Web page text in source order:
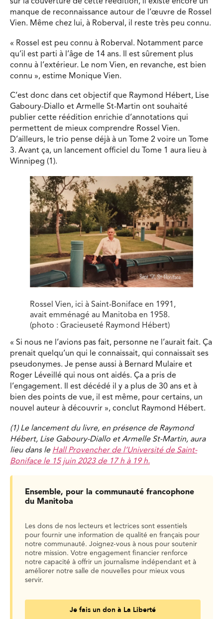
sur la couverture de cette réédition, il existe encore un
manque de reconnaissance autour de l’œuvre de Rossel
Vien. Même chez lui, à Roberval, il reste très peu connu.
« Rossel est peu connu à Roberval. Notamment parce
qu’il est parti à l’âge de 14 ans. Il est sûrement plus
connu à l’extérieur. Le nom Vien, en revanche, est bien
connu », estime Monique Vien.
C’est donc dans cet objectif que Raymond Hébert, Lise
Gaboury-Diallo et Armelle St-Martin ont souhaité
publier cette réédition enrichie d’annotations qui
permettent de mieux comprendre Rossel Vien.
D’ailleurs, le trio pense déjà à un Tome 2 voire un Tome
3. Avant ça, un lancement officiel du Tome 1 aura lieu à
Winnipeg (1).
Rossel Vien, ici à Saint-Boniface en 1991,
avait emménagé au Manitoba en 1958.
(photo : Gracieuseté Raymond Hébert)
« Si nous ne l’avions pas fait, personne ne l’aurait fait. Ça
prenait quelqu’un qui le connaissait, qui connaissait ses
pseudonymes. Je pense aussi à Bernard Mulaire et
Roger Léveillé qui nous ont aidés. Ça a pris de
l’engagement. Il est décédé il y a plus de 30 ans et à
bien des points de vue, il est même, pour certains, un
nouvel auteur à découvrir », conclut Raymond Hébert.
(1) Le lancement du livre, en présence de Raymond
Hébert, Lise Gaboury-Diallo et Armelle St-Martin, aura
lieu dans le Hall Provencher de l’Université de Saint-
Boniface le 15 juin 2023 de 17 h à 19 h.
Ensemble, pour la communauté francophone
du Manitoba
Les dons de nos lecteurs et lectrices sont essentiels
pour fournir une information de qualité en français pour
notre communauté. Joignez-vous à nous pour soutenir
notre mission. Votre engagement financier renforce
notre capacité à offrir un journalisme indépendant et à
améliorer notre salle de nouvelles pour mieux vous
servir.
Je fais un don à La Liberté